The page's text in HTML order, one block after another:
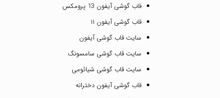
قاب گوشی آیفون 13 پرومکس
قاب گوشی آیفون ۱۱
سایت قاب گوشی آیفون
سایت قاب گوشی سامسونگ
سایت قاب گوشی شیائومی
قاب گوشی آیفون دخترانه